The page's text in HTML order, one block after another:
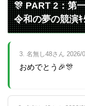
🎊 PART 2：第
令和の夢の競
3. 名無し48さん 2026/
おめでとう🎉🎊